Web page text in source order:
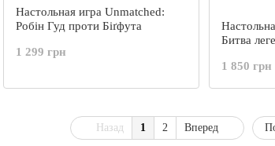
Настольная игра Unmatched:
Робін Гуд проти Біґфута
1 299 грн
Битва
1 850 грн
Назад 1 2 Вперед